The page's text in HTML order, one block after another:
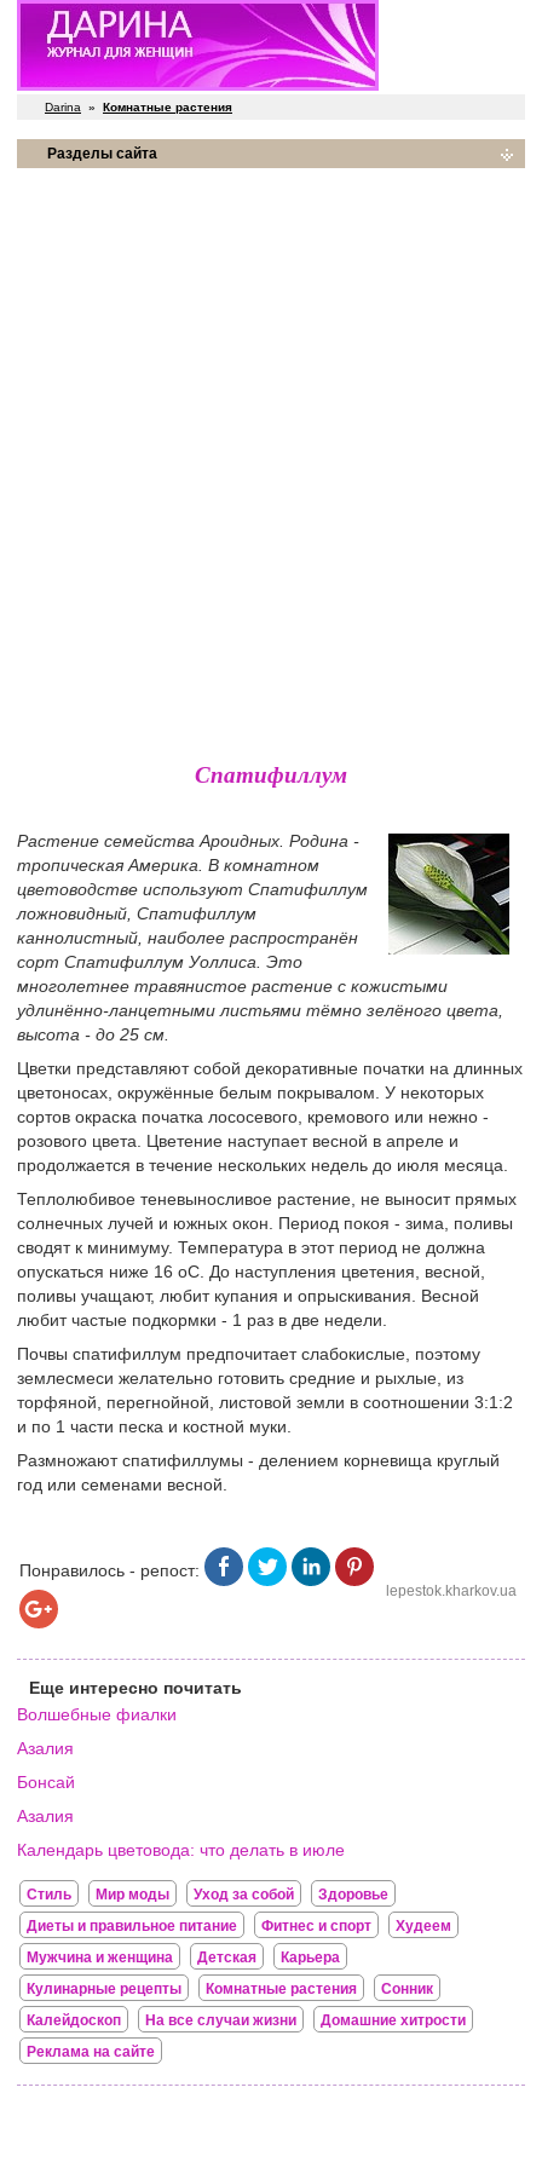
Darina » Комнатные растения
Разделы сайта
Спатифиллум
Растение семейства Ароидных. Родина -
тропическая Америка. В комнатном
цветоводстве используют Спатифиллум
ложновидный, Спатифиллум
каннолистный, наиболее распространён
сорт Спатифиллум Уоллиса. Это
многолетнее травянистое растение с кожистыми
удлинённо-ланцетными листьями тёмно зелёного цвета,
высота - до 25 см.
Цветки представляют собой декоративные початки на длинных
цветоносах, окружённые белым покрывалом. У некоторых
сортов окраска початка лососевого, кремового или нежно -
розового цвета. Цветение наступает весной в апреле и
продолжается в течение нескольких недель до июля месяца.
Теплолюбивое теневыносливое растение, не выносит прямых
солнечных лучей и южных окон. Период покоя - зима, поливы
сводят к минимуму. Температура в этот период не должна
опускаться ниже 16 оС. До наступления цветения, весной,
поливы учащают, любит купания и опрыскивания. Весной
любит частые подкормки - 1 раз в две недели.
Почвы спатифиллум предпочитает слабокислые, поэтому
землесмеси желательно готовить средние и рыхлые, из
торфяной, перегнойной, листовой земли в соотношении 3:1:2
и по 1 части песка и костной муки.
Размножают спатифиллумы - делением корневища круглый
год или семенами весной.
Понравилось - репост:
lepestok.kharkov.ua
Еще интересно почитать
Волшебные фиалки
Азалия
Бонсай
Азалия
Календарь цветовода: что делать в июле
Стиль Мир моды Уход за собой
Здоровье
Диеты и правильное питание
Фитнес и спорт
Худеем
Мужчина и женщина
Детская
Карьера
Кулинарные рецепты
Комнатные растения
Сонник
Калейдоскоп
На все случаи жизни
Домашние хитрости
Реклама на сайте